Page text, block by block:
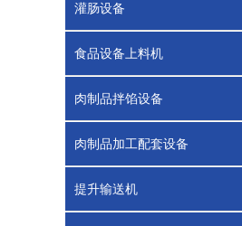
灌肠设备
食品设备上料机
肉制品拌馅设备
肉制品加工配套设备
提升输送机